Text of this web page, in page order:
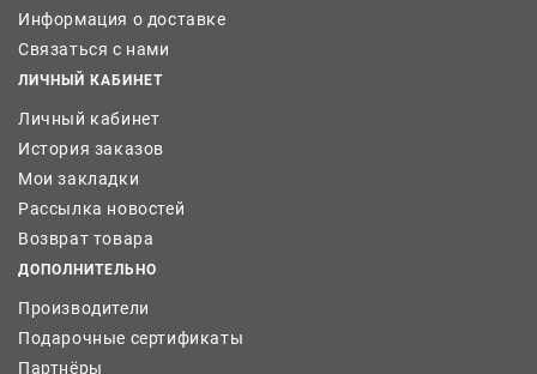
Информация о доставке
Связаться с нами
ЛИЧНЫЙ КАБИНЕТ
Личный кабинет
История заказов
Мои закладки
Рассылка новостей
Возврат товара
ДОПОЛНИТЕЛЬНО
Производители
Подарочные сертификаты
Партнёры